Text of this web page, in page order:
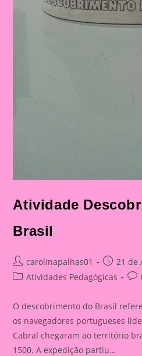
Atividade
Brasil
Post
author:
carolinapalhas01
Post21 de
PostAtividades Pedagógicas
O descobrimento do Brasil
os navegadores portugueses
Cabral chegaram ao território
1500. A expedição partiu…